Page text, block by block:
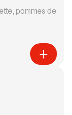
pommes de